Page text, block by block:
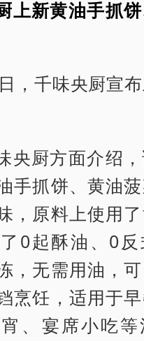
上新黄油手抓
，千味央厨宣
央厨方面介绍
手抓饼、黄油
，原料上使用了
0起酥油、0反
，无需用油，
烹饪，适用于
、宴席小吃等